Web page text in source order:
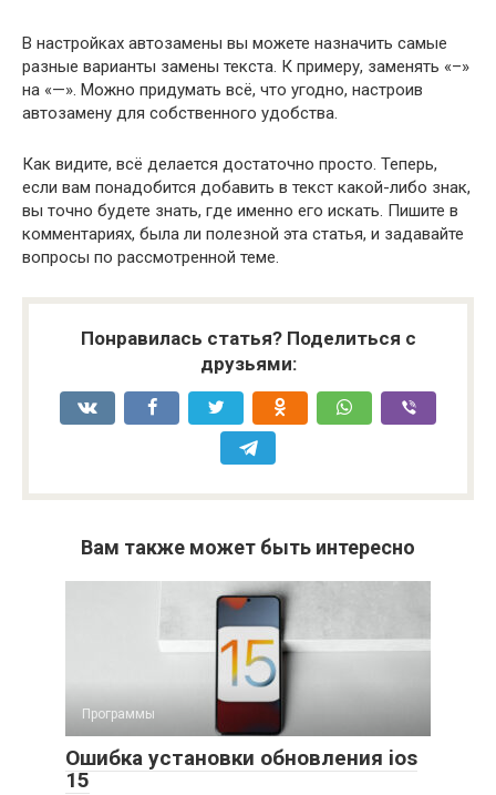
В настройках автозамены вы можете назначить самые
разные варианты замены текста. К примеру, заменять «–»
на «—». Можно придумать всё, что угодно, настроив
автозамену для собственного удобства.
Как видите, всё делается достаточно просто. Теперь,
если вам понадобится добавить в текст какой-либо знак,
вы точно будете знать, где именно его искать. Пишите в
комментариях, была ли полезной эта статья, и задавайте
вопросы по рассмотренной теме.
Понравилась статья? Поделиться с
друзьями:
Вам также может быть интересно
Программы
Ошибка установки обновления ios
15